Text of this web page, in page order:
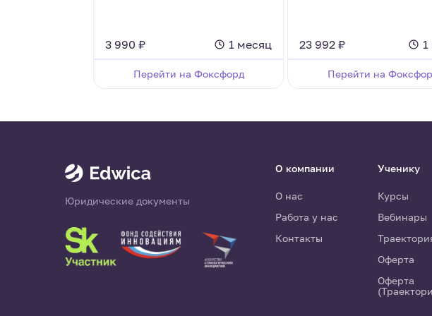
3 990 ₽ 1 месяц
Перейти на Фоксфорд
23 992 ₽ 1
Перейти на
Юридические документы
О компании
О нас
Работа у нас
Контакты
Ученику
Курсы
Вебинары
Оферта
Оферта